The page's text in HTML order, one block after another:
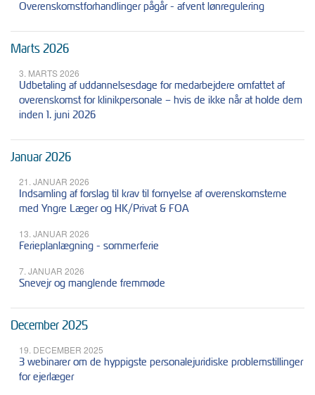
Overenskomstforhandlinger pågår - afvent lønregulering
Marts 2026
3. MARTS 2026
Udbetaling af uddannelsesdage for medarbejdere omfattet af
overenskomst for klinikpersonale – hvis de ikke når at holde dem
inden 1. juni 2026
Januar 2026
21. JANUAR 2026
Indsamling af forslag til krav til fornyelse af overenskomsterne
med Yngre Læger og HK/Privat & FOA
13. JANUAR 2026
Ferieplanlægning - sommerferie
7. JANUAR 2026
Snevejr og manglende fremmøde
December 2025
19. DECEMBER 2025
3 webinarer om de hyppigste personalejuridiske problemstillinger
for ejerlæger